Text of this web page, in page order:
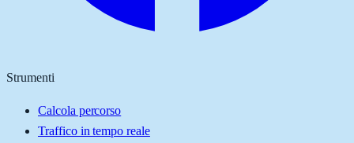
Strumenti
Calcola percorso
Traffico in tempo reale